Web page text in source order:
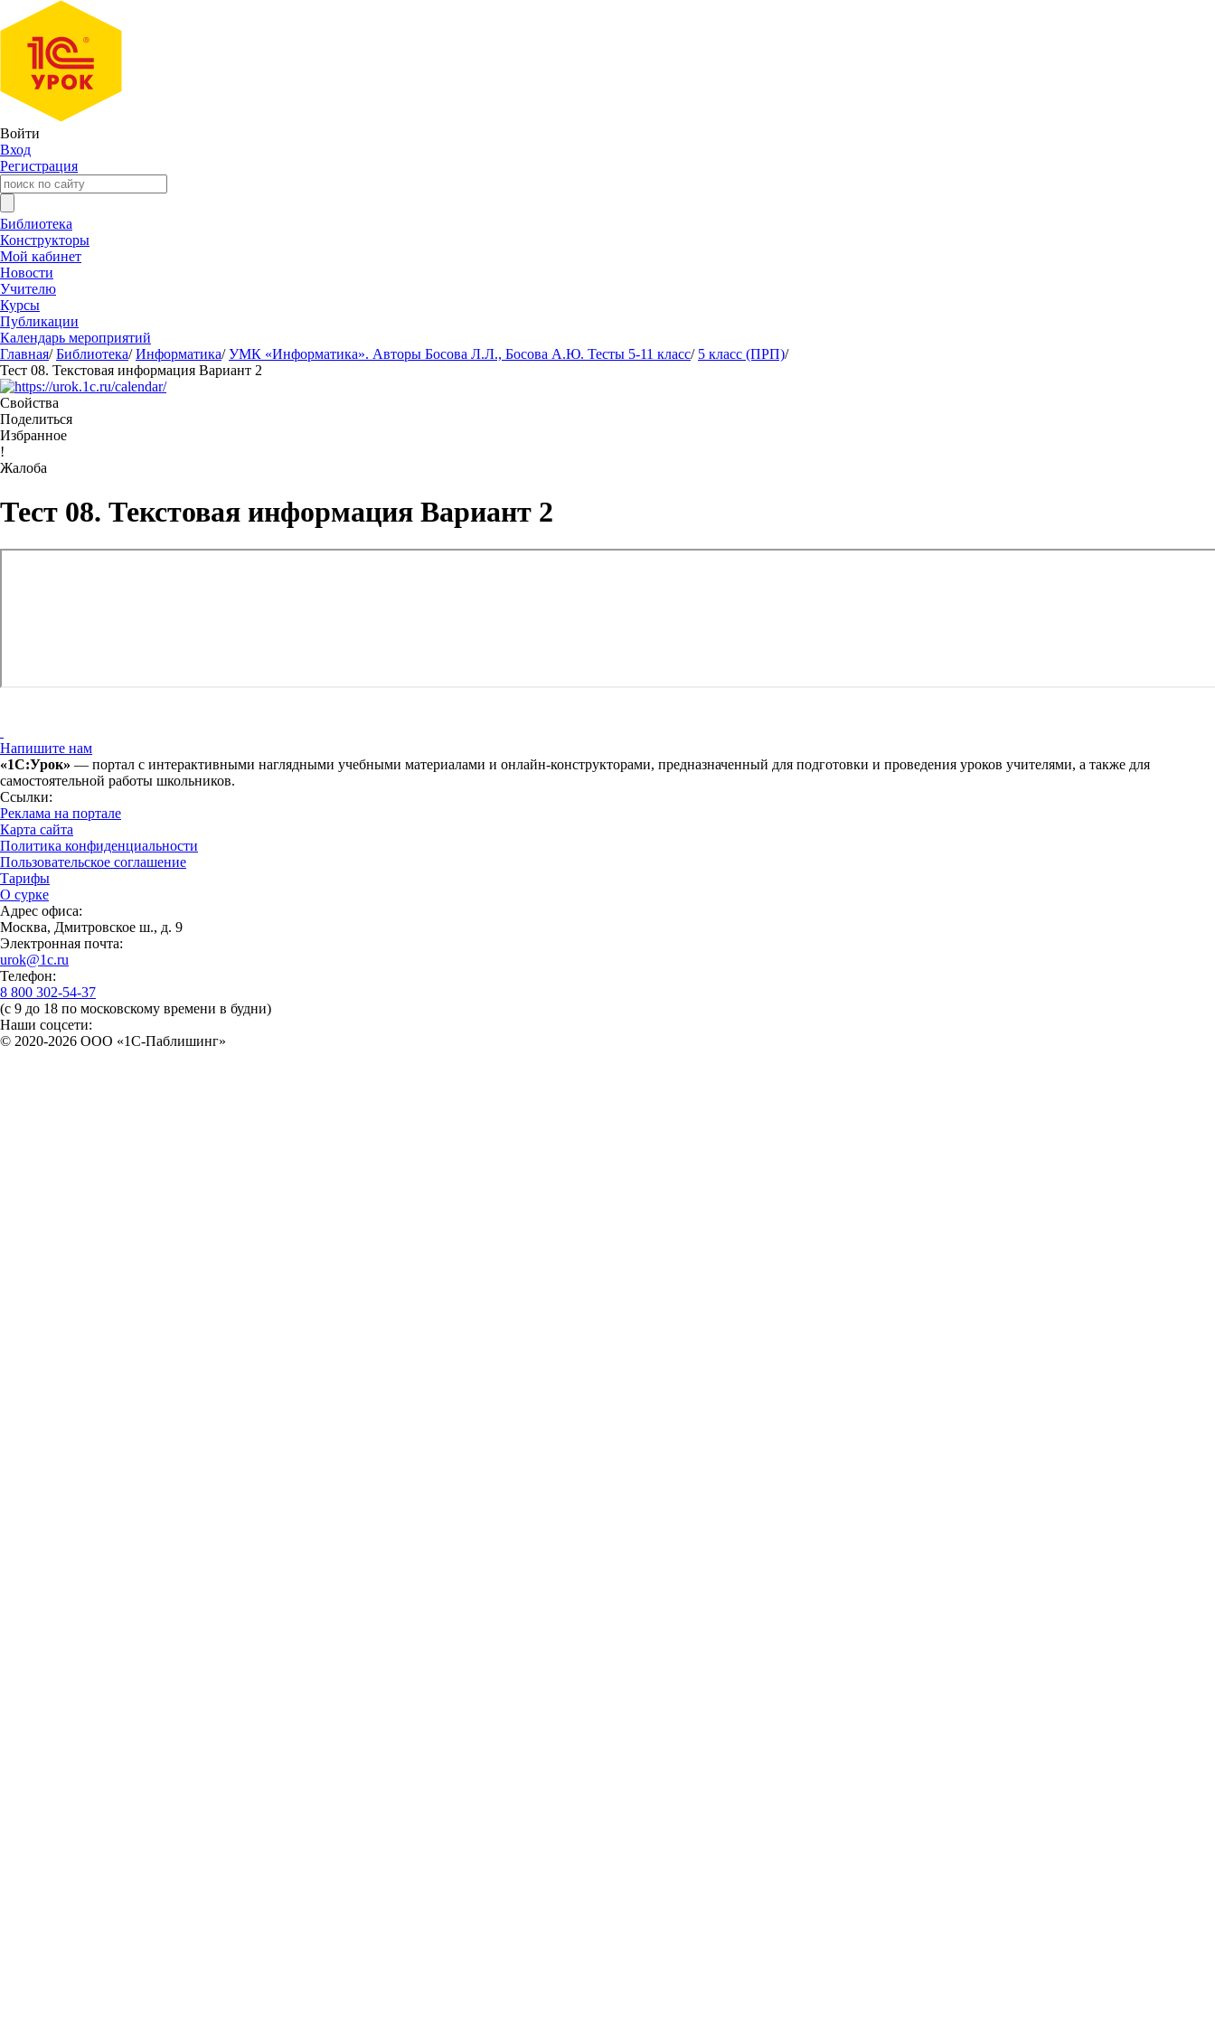
Войти
Вход
Регистрация
Библиотека
Конструкторы
Мой кабинет
Новости
Учителю
Курсы
Публикации
Календарь мероприятий
Главная/ Библиотека/ Информатика/ УМК «Информатика». Авторы Босова Л.Л., Босова А.Ю. Тесты 5-11 класс/ 5 класс (ПРП)/
Тест 08. Текстовая информация Вариант 2
Свойства
Поделиться
Избранное
!
Жалоба
Тест 08. Текстовая информация Вариант 2
Напишите нам
«1С:Урок» — портал с интерактивными наглядными учебными материалами и онлайн-конструкторами, предназначенный для подготовки и проведения уроков учителями, а также для
самостоятельной работы школьников.
Ссылки:
Реклама на портале
Карта сайта
Политика конфиденциальности
Пользовательское соглашение
Тарифы
О сурке
Адрес офиса:
Москва, Дмитровское ш., д. 9
Электронная почта:
urok@1c.ru
Телефон:
8 800 302-54-37
(с 9 до 18 по московскому времени в будни)
Наши соцсети:
© 2020-2026 OOO «1С-Паблишинг»